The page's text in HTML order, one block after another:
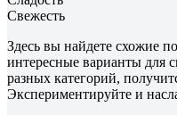
Свежесть
Здесь вы найдете схожие
интересные варианты для
разных категорий,
Экспериментируйте и